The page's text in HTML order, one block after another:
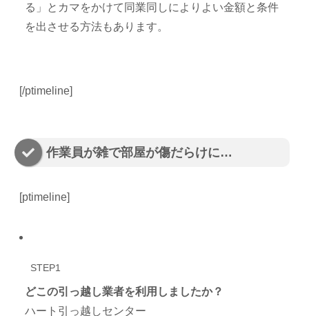
る」とカマをかけて同業同しによりよい金額と条件
を出させる方法もあります。
[/ptimeline]
作業員が雑で部屋が傷だらけに…
[ptimeline]
STEP1
どこの引っ越し業者を利用しましたか？
ハート引っ越しセンター